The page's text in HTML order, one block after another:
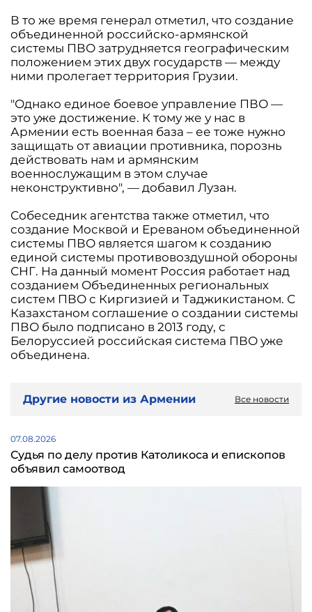
В то же время генерал отметил, что создание
объединенной российско-армянской
системы ПВО затрудняется географическим
положением этих двух государств — между
ними пролегает территория Грузии.
"Однако единое боевое управление ПВО —
это уже достижение. К тому же у нас в
Армении есть военная база – ее тоже нужно
защищать от авиации противника, порознь
действовать нам и армянским
военнослужащим в этом случае
неконструктивно", — добавил Лузан.
Собеседник агентства также отметил, что
создание Москвой и Ереваном объединенной
системы ПВО является шагом к созданию
единой системы противовоздушной обороны
СНГ. На данный момент Россия работает над
созданием Объединенных региональных
систем ПВО с Киргизией и Таджикистаном. С
Казахстаном соглашение о создании системы
ПВО было подписано в 2013 году, с
Белоруссией российская система ПВО уже
объединена.
Другие новости из Армении Все новости
07.08.2026
Судья по делу против Католикоса и епископов
объявил самоотвод